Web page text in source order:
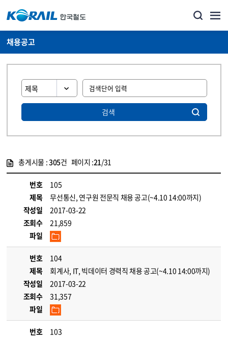
채용공고
검색
총게시물 :305건 페이지 :21/31
번호
105
제목
무선통신, 연구원 전문직 채용 공고(~4.10 14:00까지)
작성일
2017-03-22
조회수
21,859
파일
번호
104
제목
회계사, IT, 빅데이터 경력직 채용 공고(~4.10 14:00까지)
작성일
2017-03-22
조회수
31,357
파일
번호
103